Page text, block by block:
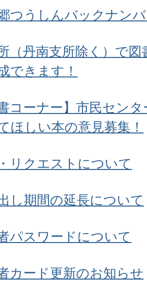
つうしんバックナン
（丹南支所除く）で
できます！
書コーナー】市民セン
ほしい本の意見募集！
リクエストについて
し期間の延長について
パスワードについて
カード更新のお知らせ